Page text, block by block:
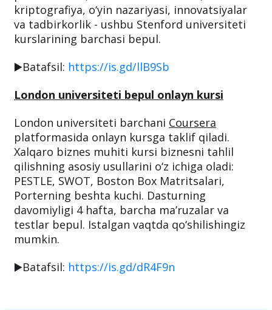
kriptografiya, o‘yin nazariyasi, innovatsiyalar
va tadbirkorlik - ushbu Stenford universiteti
kurslarining barchasi bepul.
▶️Batafsil: https://is.gd/llB9Sb
London universiteti bepul onlayn kursi
London universiteti barchani Coursera
platformasida onlayn kursga taklif qiladi.
Xalqaro biznes muhiti kursi biznesni tahlil
qilishning asosiy usullarini o‘z ichiga oladi:
PESTLE, SWOT, Boston Box Matritsalari,
Porterning beshta kuchi. Dasturning
davomiyligi 4 hafta, barcha ma’ruzalar va
testlar bepul. Istalgan vaqtda qo‘shilishingiz
mumkin.
▶️Batafsil: https://is.gd/dR4F9n